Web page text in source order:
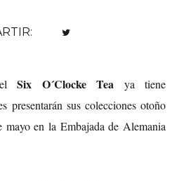
Six O´Clocke Tea ya tiene
presentarán sus colecciones otoño
en la Embajada de Alemania